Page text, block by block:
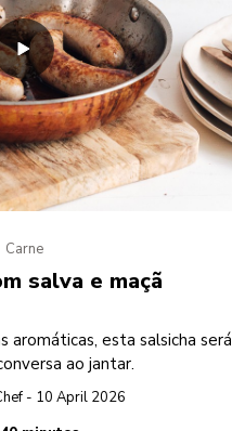
Carne
salva e maçã
aromáticas, esta salsicha será
ao jantar.
- 10 April 2026